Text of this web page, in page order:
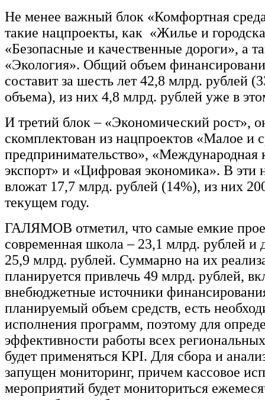
Не менее важный блок «Комфортная
такие нацпроекты, как «Жилье и
«Безопасные и качественные дороги», а
«Экология». Общий объем
составит за шесть лет 42,8 млрд. рублей
объема), из них 4,8 млрд. рублей уже в
И третий блок – «Экономический рост»,
скомплектован из нацпроектов «Малое и
предпринимательство», «Международная
экспорт» и «Цифровая экономика». В эти
вложат 17,7 млрд. рублей (14%), из них
текущем году.
ГАЛЯМОВ отметил, что самые емкие
современная школа – 23,1 млрд. рублей и
25,9 млрд. рублей. Суммарно на их
планируется привлечь 49 млрд. рублей,
внебюджетные источники
планируемый объем средств, есть
исполнения программ, поэтому для
эффективности работы всех
будет применяться KPI. Для сбора и
запущен мониторинг, причем кассовое
мероприятий будет мониториться